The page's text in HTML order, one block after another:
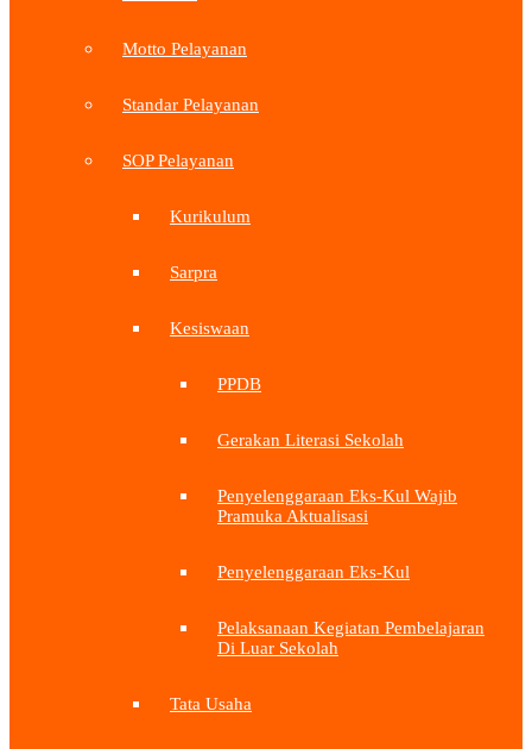
Motto Pelayanan
Standar Pelayanan
SOP Pelayanan
Kurikulum
Sarpra
Kesiswaan
PPDB
Gerakan Literasi Sekolah
Penyelenggaraan Eks-Kul Wajib
Pramuka Aktualisasi
Penyelenggaraan Eks-Kul
Pelaksanaan Kegiatan Pembelajaran
Di Luar Sekolah
Tata Usaha